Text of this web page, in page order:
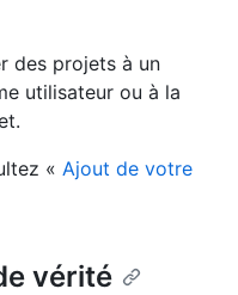
des projets à un
utilisateur ou à la
« Ajout de votre
vérité